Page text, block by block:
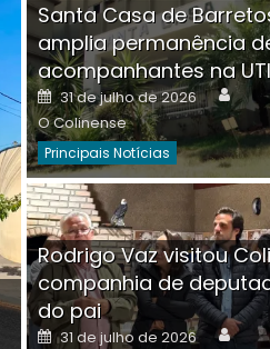
Boutique na Av.
invadida por
Posted
on
30 de julho de 2026 O
Destaques Da Semana
Santa Casa de
amplia permanência
acompanhantes na UTI
Posted
on
31 de julho de 2026
O Colinense
Principais Notícias
Rodrigo Vaz visitou
companhia de
do pai
Posted
31 de julho de 2026